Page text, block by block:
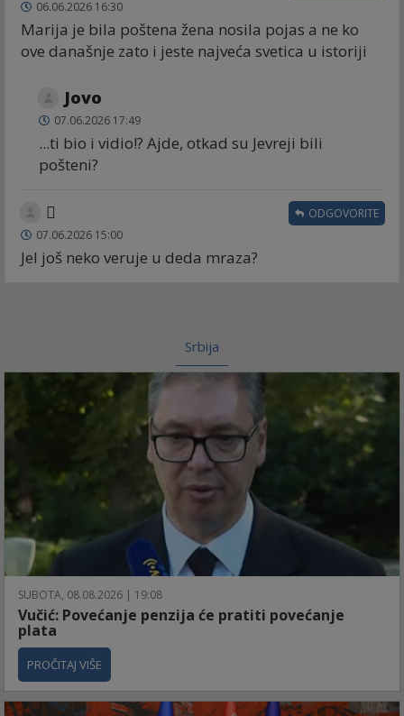
06.06.2026 16:30
Marija je bila poštena žena nosila pojas a ne ko
ove današnje zato i jeste najveća svetica u istoriji
Jovo
07.06.2026 17:49
...ti bio i vidio!? Ajde, otkad su Jevreji bili
pošteni?
🫩
07.06.2026 15:00
Jel još neko veruje u deda mraza?
ODGOVORITE
Srbija
SUBOTA, 08.08.2026 | 19:08
Vučić: Povećanje penzija će pratiti povećanje
plata
PROČITAJ VIŠE